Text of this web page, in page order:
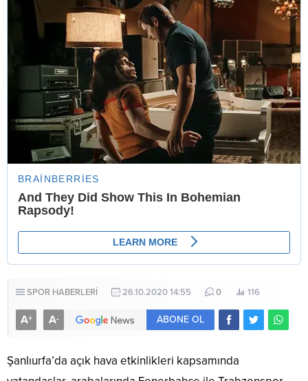
SPOR HABERLERİ 26.10.2020 14:55 0 116
A+ A- ABONE OL
Şanlıurfa’da açık hava etkinlikleri kapsamında